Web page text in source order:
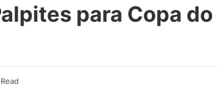
para Copa do